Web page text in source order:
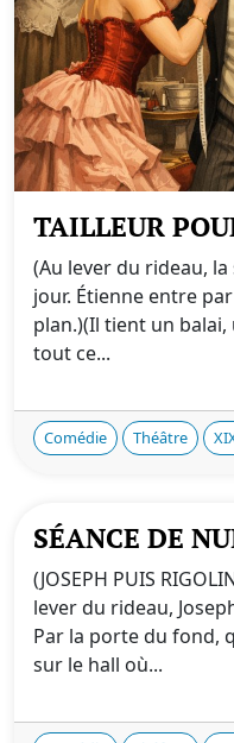
TAILLEUR
(Au lever du rideau,
jour. Étienne entre
plan.)(Il tient un
tout ce...
Comédie Théâtre
SÉANCE DE
(JOSEPH PUIS
lever du rideau,
Par la porte du fond,
sur le hall où...